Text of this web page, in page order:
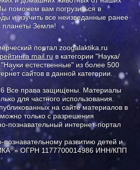
поможем вам погрузиться в
и изучить все неизведанные ранее
планеты Земля!
портал zoogalaktika.ru
рейтинга mail.ru в категории "Наука/
естественные" из более 500
сайтов в данной категории.
Все права защищены. Материалы
для частного использования.
на сайте материалов в
только с разрешения
познавательный интернет-портал
познавательному развитию детей и
®» ОГРН 1177700014986 ИНН/КПП